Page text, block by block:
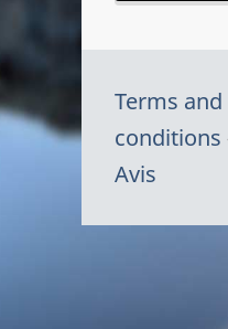
Terms and
conditions
Avis